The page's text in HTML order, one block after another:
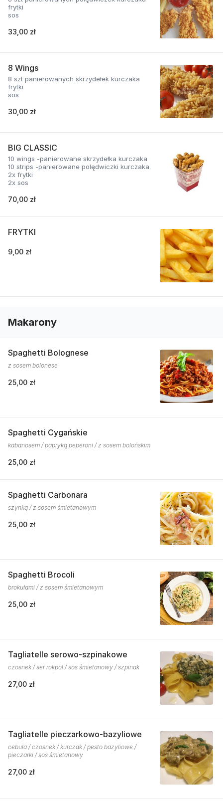
frytki
sos
33,00 zł
8 Wings
8 szt panierowanych skrzydełek kurczaka
frytki
sos
30,00 zł
BIG CLASSIC
10 wings -panierowane skrzydełka kurczaka
10 strips -panierowane polędwiczki kurczaka
2x frytki
2x sos
70,00 zł
FRYTKI
9,00 zł
Makarony
Spaghetti Bolognese
z sosem bolonese
25,00 zł
Spaghetti Cygańskie
kabanosem / papryką peperoni / z sosem bolońskim
25,00 zł
Spaghetti Carbonara
szynką / z sosem śmietanowym
25,00 zł
Spaghetti Brocoli
brokułami / z sosem śmietanowym
25,00 zł
Tagliatelle serowo-szpinakowe
czosnek / ser rokpol / sos śmietanowy / szpinak
27,00 zł
Tagliatelle pieczarkowo-bazyliowe
cebula / czosnek / kurczak / pesto bazyliowe /
pieczarki / sos śmietanowy
27,00 zł